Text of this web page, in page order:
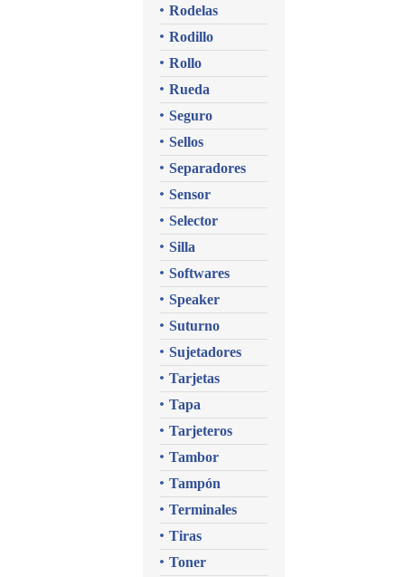
Rodelas
Rodillo
Rollo
Rueda
Seguro
Sellos
Separadores
Sensor
Selector
Silla
Softwares
Speaker
Suturno
Sujetadores
Tarjetas
Tapa
Tarjeteros
Tambor
Tampón
Terminales
Tiras
Toner